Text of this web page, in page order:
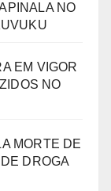
NO
EM VIGOR
NO
MORTE DE
DROGA